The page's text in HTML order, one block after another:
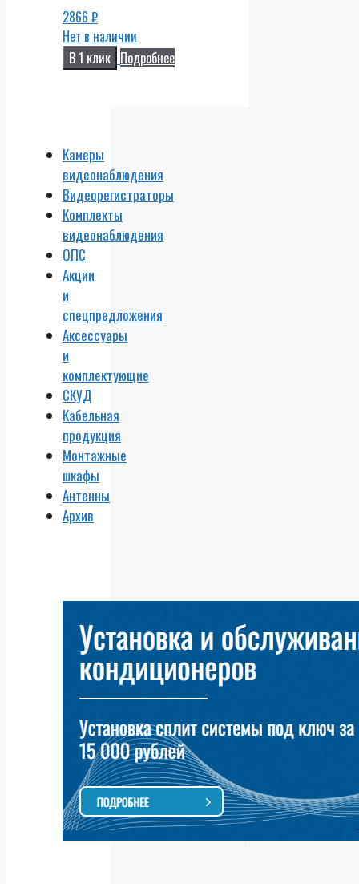
2866 ₽
Нет в наличии
В 1 клик Подробнее
Камеры
видеонаблюдения
Видеорегистраторы
Комплекты
видеонаблюдения
ОПС
Акции
и
спецпредложения
Аксессуары
и
комплектующие
СКУД
Кабельная
продукция
Монтажные
шкафы
Антенны
Архив